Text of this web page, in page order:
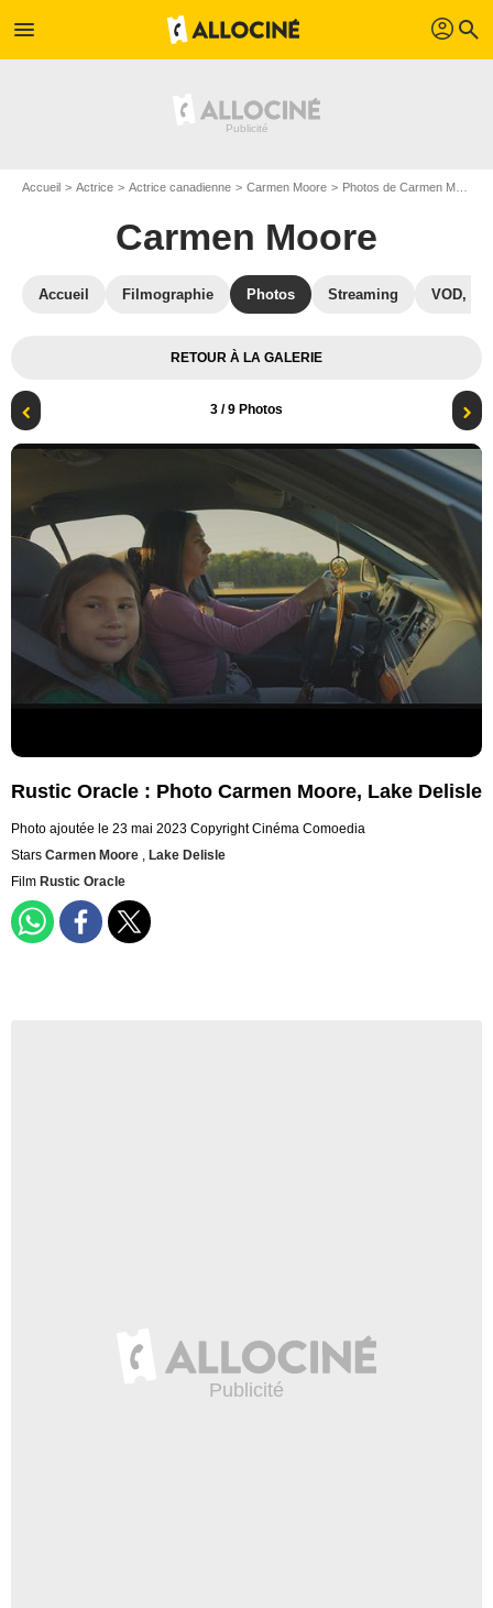
menu profil search
Accueil Actrice Actrice canadienne Carmen Moore Photos de Carmen Moore
Carmen Moore
Accueil Filmographie Photos Streaming VOD,
RETOUR À LA GALERIE
3 / 9 Photos
Rustic Oracle : Photo Carmen Moore, Lake Delisle
Photo ajoutée le 23 mai 2023 Copyright Cinéma Comoedia
Stars Carmen Moore , Lake Delisle
Film Rustic Oracle